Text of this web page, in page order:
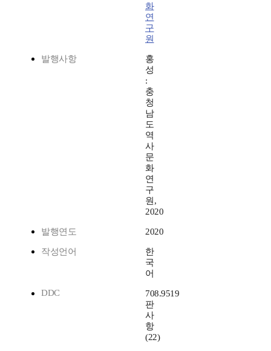
화
연
구
원
발행사항
홍
성
:
충
청
남
도
역
사
문
화
연
구
원,
2020
발행연도 2020
작성언어
한
국
어
DDC
708.9519
판
사
항
(22)